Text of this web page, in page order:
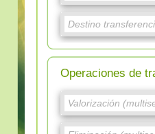
Operaciones de